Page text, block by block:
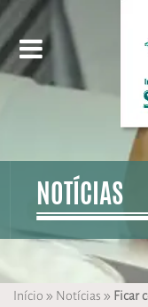
NOTÍCIAS
Início » Notícias » Ficar